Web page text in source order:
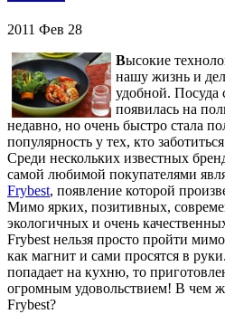
2011 Фев 28
Высокие
нашу жизнь и
удобной. Посуда
появилась на
недавно, но очень быстро стала
популярность у тех, кто
Среди нескольких известных
самой любимой покупателями
Frybest, появление которой
Мимо ярких, позитивных,
экологичных и очень
Frybest нельзя просто пройти
как магнит и сами просятся в
попадает на кухню, то
огромным удовольствием! В чем
Frybest?